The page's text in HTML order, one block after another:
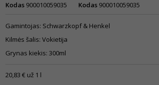
Kodas 900010059035 Kodas 900010059035
Gamintojas: Schwarzkopf& Henkel
Kilmės šalis: Vokietija
Grynas kiekis: 300ml
20,83 € už 1 l